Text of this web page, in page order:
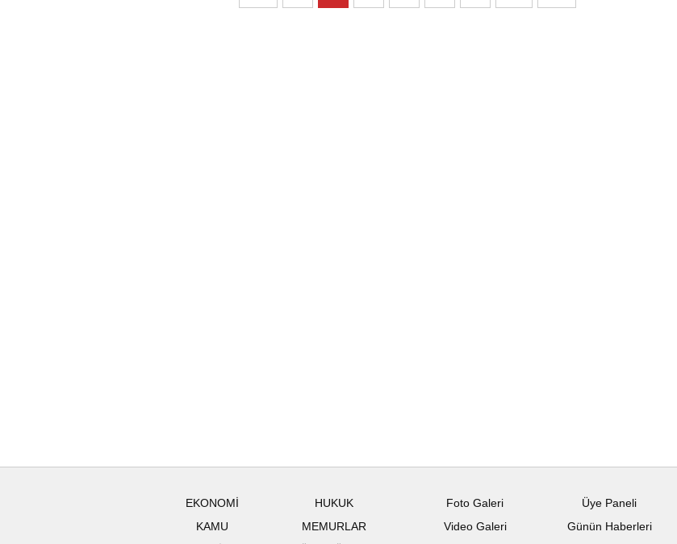
EKONOMİ
HUKUK
KAMU
MEMURLAR
Foto Galeri
Video Galeri
Üye Paneli
Günün Haberleri